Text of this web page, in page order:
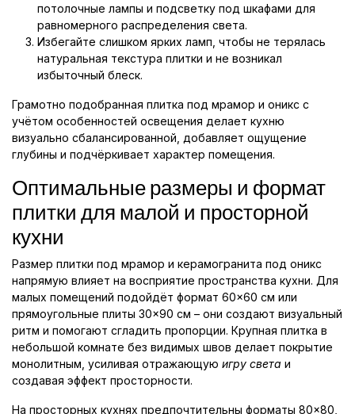
потолочные лампы и подсветку под шкафами для
равномерного распределения света.
Избегайте слишком ярких ламп, чтобы не терялась
натуральная текстура плитки и не возникал
избыточный блеск.
Грамотно подобранная плитка под мрамор и оникс с
учётом особенностей освещения делает кухню
визуально сбалансированной, добавляет ощущение
глубины и подчёркивает характер помещения.
Оптимальные размеры и формат
плитки для малой и просторной
кухни
Размер плитки под мрамор и керамогранита под оникс
напрямую влияет на восприятие пространства кухни. Для
малых помещений подойдёт формат 60×60 см или
прямоугольные плиты 30×90 см – они создают визуальный
ритм и помогают сгладить пропорции. Крупная плитка в
небольшой комнате без видимых швов делает покрытие
монолитным, усиливая отражающую игру света и
создавая эффект просторности.
На просторных кухнях предпочтительны форматы 80×80,